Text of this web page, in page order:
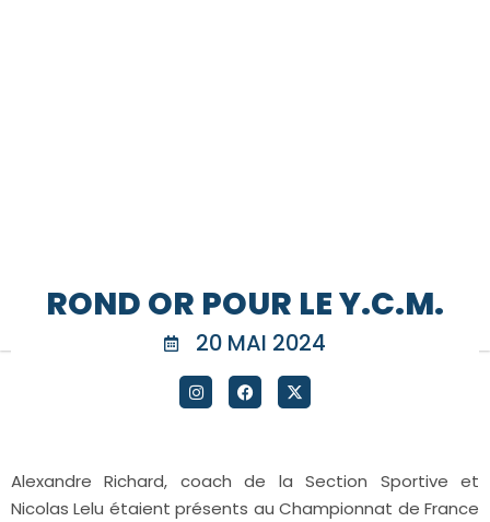
ROND OR POUR LE Y.C.M.
20 MAI 2024
Alexandre Richard, coach de la Section Sportive et
Nicolas Lelu étaient présents au Championnat de France